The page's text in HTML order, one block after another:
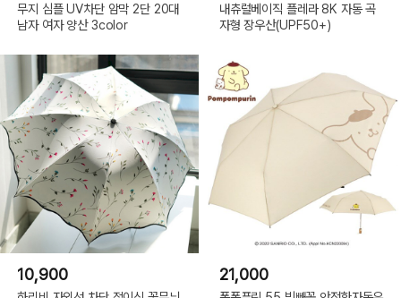
무지 심플 UV차단 암막 2단 20대
남자 여자 양산 3color
내츄럴베이직 플레라 8K 자동 곡
자형 장우산(UPF50+)
10,900 21,000